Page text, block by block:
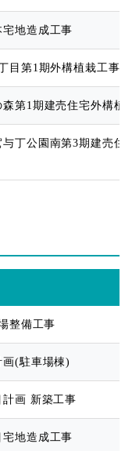
地造成工事
目第1期外構植栽工事
第1期建売住宅外構植
丁公園南第3期建売住
整備工事
(駐車場棟)
画 新築工事
地造成工事